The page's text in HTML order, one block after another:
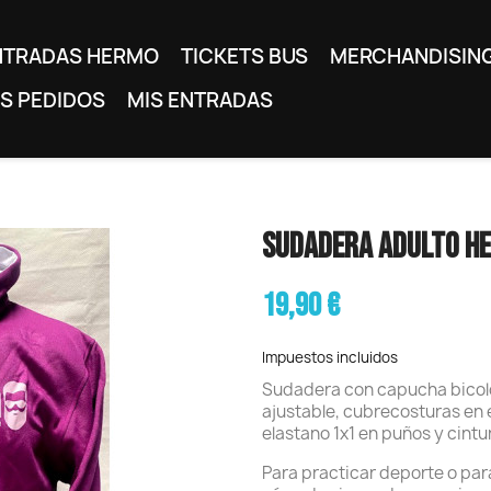
HERMO TICKETS BUS
PEDIDOS
MIS ENTRADAS
SUDADERA ADULTO
19,90 €
Impuestos incluidos
Sudadera con capucha
ajustable, cubrecosturas en
elastano 1x1 en puños y
Para practicar deporte o